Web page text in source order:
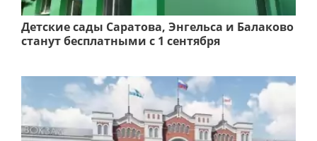
Детские сады Саратова, Энгельса и Балаково
станут бесплатными с 1 сентября